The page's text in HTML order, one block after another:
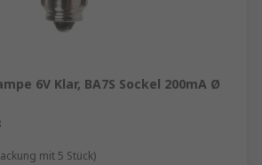
6V Klar, BA7S Sockel 200mA Ø
mit 5 Stück)